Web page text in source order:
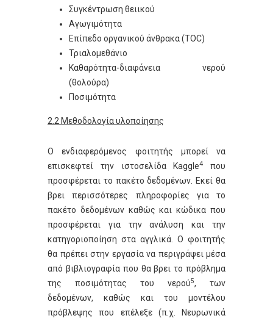
Συγκέντρωση θειικού
Αγωγιμότητα
Επίπεδο οργανικού άνθρακα (TOC)
Τριαλομεθάνιο
Καθαρότητα-διαφάνεια νερού
(θολούρα)
Ποσιμότητα
2.2 Μεθοδολογία υλοποίησης
Ο ενδιαφερόμενος φοιτητής μπορεί να
επισκεφτεί την ιστοσελίδα Kaggle4
που
προσφέρεται το πακέτο δεδομένων. Εκεί θα
βρει περισσότερες πληροφορίες για το
πακέτο δεδομένων καθώς και κώδικα που
προσφέρεται για την ανάλυση και την
κατηγοριοποίηση στα αγγλικά. Ο φοιτητής
θα πρέπει στην εργασία να περιγράψει μέσα
από βιβλιογραφία που θα βρει το πρόβλημα
της ποσιμότητας του νερού5, των
δεδομένων, καθώς και του μοντέλου
πρόβλεψης που επέλεξε (π.χ. Νευρωνικά